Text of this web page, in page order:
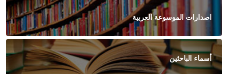
اصدارات الموسوعة العربية
أسماء الباحثين